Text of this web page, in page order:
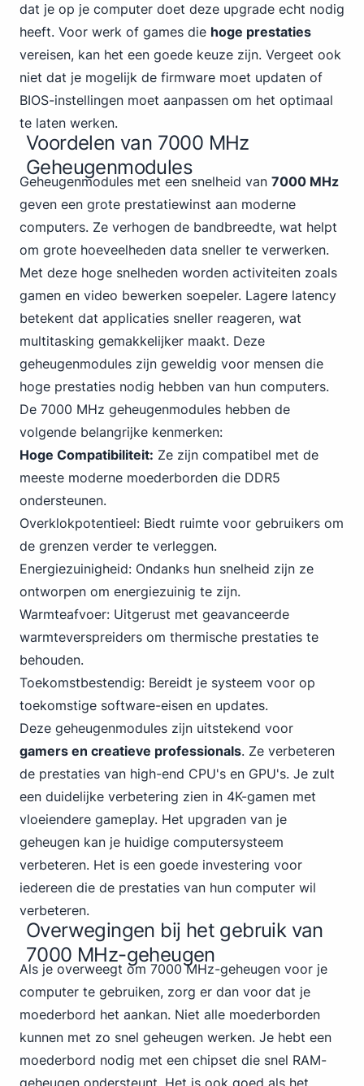
dat je op je computer doet deze upgrade echt nodig
heeft. Voor werk of games die hoge prestaties
vereisen, kan het een goede keuze zijn. Vergeet ook
niet dat je mogelijk de firmware moet updaten of
BIOS-instellingen moet aanpassen om het optimaal
te laten werken.
Voordelen van 7000 MHz
Geheugenmodules
Geheugenmodules met een snelheid van 7000 MHz
geven een grote prestatiewinst aan moderne
computers. Ze verhogen de bandbreedte, wat helpt
om grote hoeveelheden data sneller te verwerken.
Met deze hoge snelheden worden activiteiten zoals
gamen en video bewerken soepeler. Lagere latency
betekent dat applicaties sneller reageren, wat
multitasking gemakkelijker maakt. Deze
geheugenmodules zijn geweldig voor mensen die
hoge prestaties nodig hebben van hun computers.
De 7000 MHz geheugenmodules hebben de
volgende belangrijke kenmerken:
Hoge Compatibiliteit: Ze zijn compatibel met de
meeste moderne moederborden die DDR5
ondersteunen.
Overklokpotentieel: Biedt ruimte voor gebruikers om
de grenzen verder te verleggen.
Energiezuinigheid: Ondanks hun snelheid zijn ze
ontworpen om energiezuinig te zijn.
Warmteafvoer: Uitgerust met geavanceerde
warmteverspreiders om thermische prestaties te
behouden.
Toekomstbestendig: Bereidt je systeem voor op
toekomstige software-eisen en updates.
Deze geheugenmodules zijn uitstekend voor
gamers en creatieve professionals. Ze verbeteren
de prestaties van high-end CPU's en GPU's. Je zult
een duidelijke verbetering zien in 4K-gamen met
vloeiendere gameplay. Het upgraden van je
geheugen kan je huidige computersysteem
verbeteren. Het is een goede investering voor
iedereen die de prestaties van hun computer wil
verbeteren.
Overwegingen bij het gebruik van
7000 MHz-geheugen
Als je overweegt om 7000 MHz-geheugen voor je
computer te gebruiken, zorg er dan voor dat je
moederbord het aankan. Niet alle moederborden
kunnen met zo snel geheugen werken. Je hebt een
moederbord nodig met een chipset die snel RAM-
geheugen ondersteunt. Het is ook goed als het